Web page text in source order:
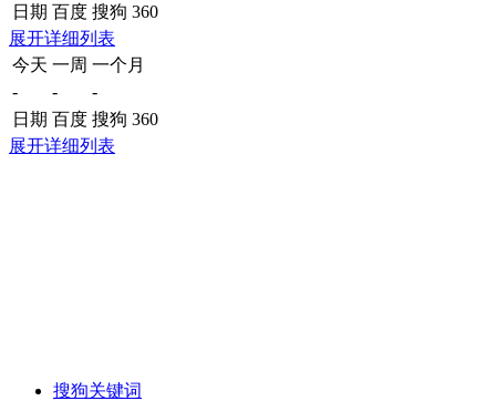
日期 百度 搜狗 360
展开详细列表
今天 一周 一个月
-
-
-
日期 百度 搜狗 360
展开详细列表
搜狗关键词